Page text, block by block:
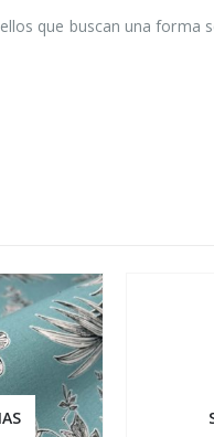
que buscan una forma